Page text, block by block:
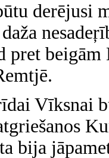
derējusi
pret
Vīksnai
bija